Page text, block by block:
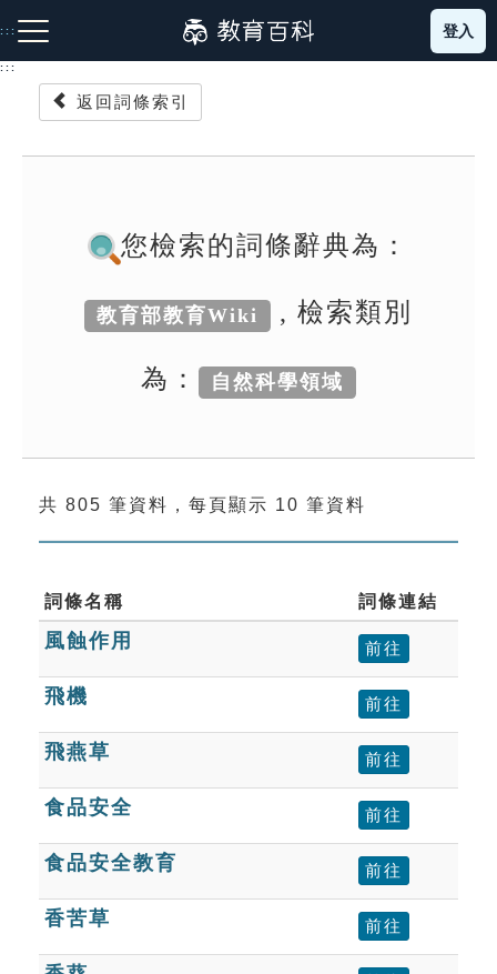
到
主
:::
成語故事
索引選單
單字索引
生命大百科索引
遊戲專區
教學應用
貓頭鷹博士
登入
:::
返回詞條索引
您檢索的詞條辭典為：
教育部教育Wiki , 檢索類別
為： 自然科學領域
共 805 筆資料，每頁顯示 10 筆資料
詞條名稱 詞條連結
風蝕作用 前往
飛機 前往
飛燕草 前往
食品安全 前往
食品安全教育 前往
香苦草 前往